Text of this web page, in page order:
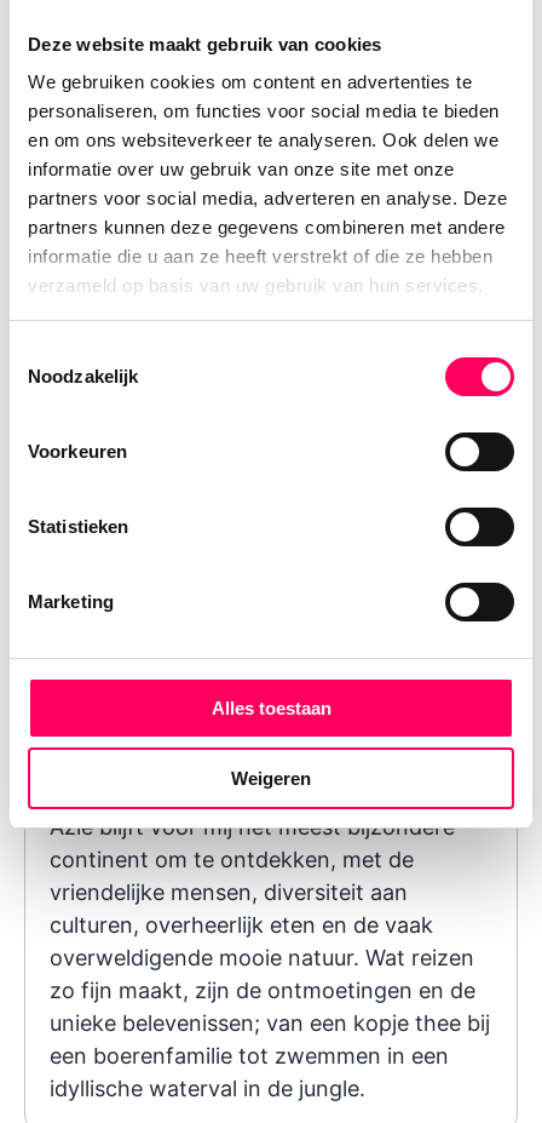
Deze website maakt gebruik van cookies
We gebruiken cookies om content en advertenties te
personaliseren, om functies voor social media te bieden
en om ons websiteverkeer te analyseren. Ook delen we
informatie over uw gebruik van onze site met onze
partners voor social media, adverteren en analyse. Deze
partners kunnen deze gegevens combineren met andere
informatie die u aan ze heeft verstrekt of die ze hebben
verzameld op basis van uw gebruik van hun services.
Noodzakelijk
Voorkeuren
Statistieken
Marketing
Alles toestaan
Weigeren
herbergt. De stad staat nog steeds bol van de
contrasten. De brede boulevards uit de Franse
koloniale tijd worden afgewisseld met
zandweggetjes, terwijl sporen van de oorlog
ook hier nog goed te zien zijn. Ondanks de
zwarte geschiedenis is Phnom Penh nu een
relaxte stad, met goede eetgelegenheden, leuke
winkels en vriendelijke inwoners. Breng tijdens
jouw rondreis door Cambodja zeker een bezoek
regelmatig de leukste Azie tips!
Marleen Cok
Azië blijft voor mij het meest bijzondere
continent om te ontdekken, met de
vriendelijke mensen, diversiteit aan
culturen, overheerlijk eten en de vaak
overweldigende mooie natuur. Wat reizen
zo fijn maakt, zijn de ontmoetingen en de
unieke belevenissen; van een kopje thee bij
een boerenfamilie tot zwemmen in een
idyllische waterval in de jungle.